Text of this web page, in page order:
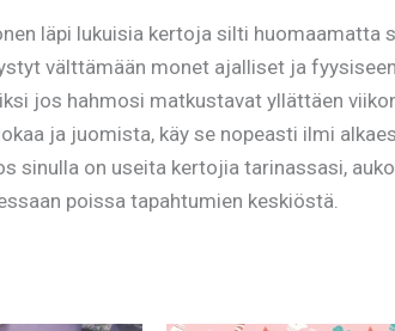
läpi lukuisia kertoja silti huomaamatta
välttämään monet ajalliset ja fyysiseen
jos hahmosi matkustavat yllättäen
ja juomista, käy se nopeasti ilmi
sinulla on useita kertojia tarinassasi,
poissa tapahtumien keskiöstä.